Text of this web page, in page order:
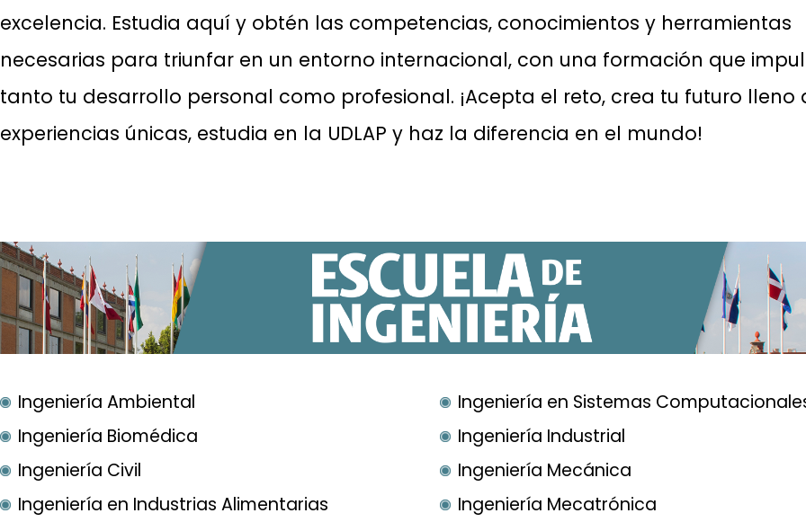
excelencia. Estudia aquí y obtén las competencias, conocimientos y herramientas
necesarias para triunfar en un entorno internacional, con una formación que
tanto tu desarrollo personal como profesional. ¡Acepta el reto, crea tu futuro lleno
experiencias únicas, estudia en la UDLAP y haz la diferencia en el mundo!
Ingeniería Ambiental
Ingeniería Biomédica
Ingeniería Civil
Ingeniería en Industrias Alimentarias
Ingeniería en Sistemas
Ingeniería Industrial
Ingeniería Mecánica
Ingeniería Mecatrónica